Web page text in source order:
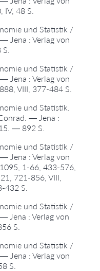
48 S.
und Statistik /
Jena : Verlag von
und Statistik /
Jena : Verlag von
VIII, 377-484 S.
und Statistik.
— Jena :
— 892 S.
und Statistik /
Jena : Verlag von
1-66, 433-576,
721-856, VIII,
S.
und Statistik /
Jena : Verlag von
S.
und Statistik /
Jena : Verlag von
S.